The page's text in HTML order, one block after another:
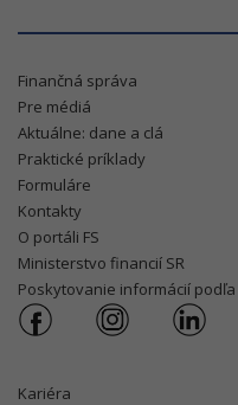
Finančná správa
Pre médiá
Aktuálne: dane a clá
Praktické príklady
Formuláre
Kontakty
O portáli FS
Ministerstvo financií SR
Poskytovanie informácií podľa
Kariéra